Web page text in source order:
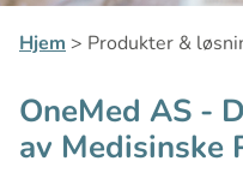
Hjem > Produkter &
OneMed AS -
av Medisinske